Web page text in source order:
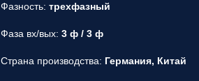
Фазность:трехфазный
Фаза вх/вых:3 ф / 3 ф
Страна производства: Германия, Китай